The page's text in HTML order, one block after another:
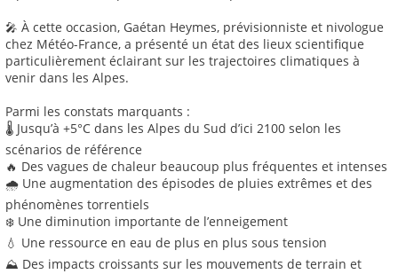
🎤 À cette occasion, Gaétan Heymes, prévisionniste et nivologue
chez Météo-France, a présenté un état des lieux scientifique
particulièrement éclairant sur les trajectoires climatiques à
venir dans les Alpes.
Parmi les constats marquants :
🌡️ Jusqu’à +5°C dans les Alpes du Sud d’ici 2100 selon les
scénarios de référence
🔥 Des vagues de chaleur beaucoup plus fréquentes et intenses
🌧️ Une augmentation des épisodes de pluies extrêmes et des
phénomènes torrentiels
❄️ Une diminution importante de l’enneigement
💧 Une ressource en eau de plus en plus sous tension
⛰️ Des impacts croissants sur les mouvements de terrain et